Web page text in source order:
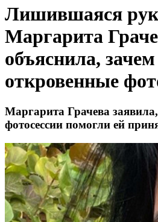
Лишившаяся
Маргарита
объяснила,
откровенные
Маргарита Грачева
фотосессии помогли ей